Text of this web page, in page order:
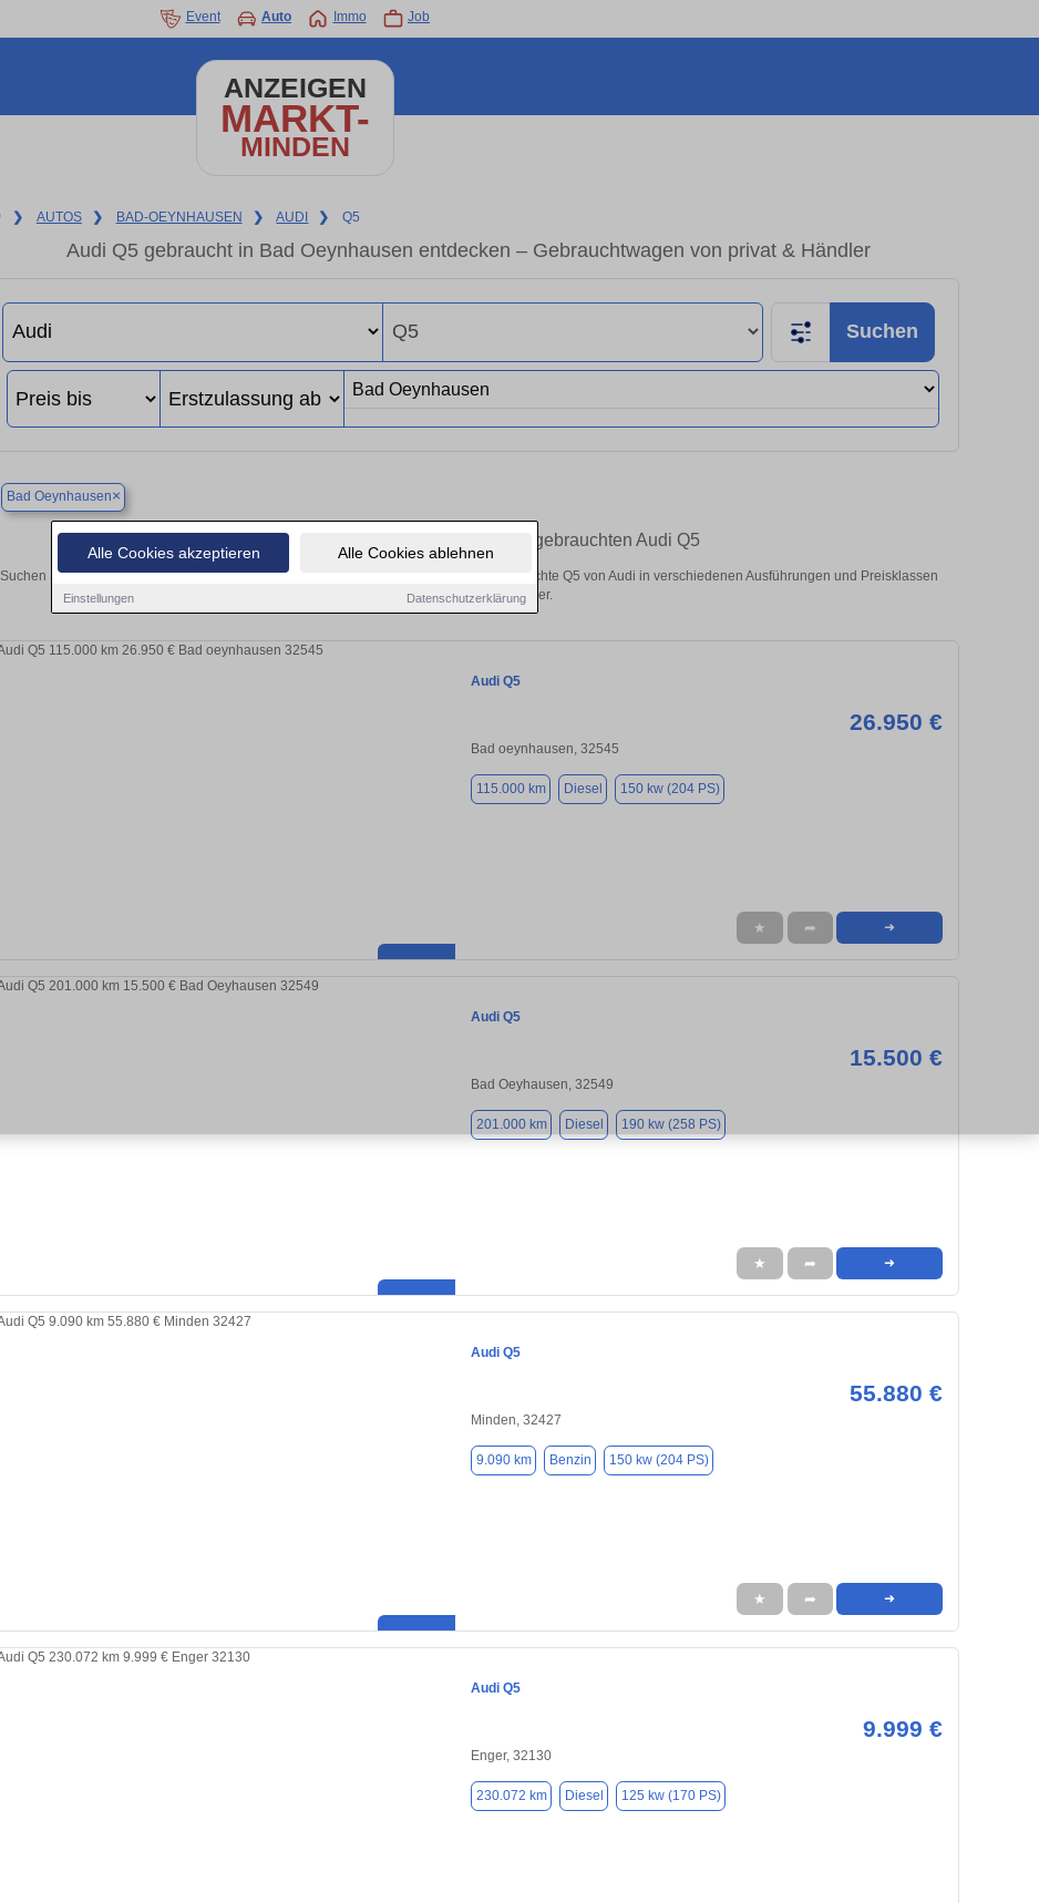
Alle Cookies akzeptieren Alle Cookies ablehnen
Einstellungen Datenschutzerklärung
Event Auto Immo Job
ANZEIGEN
MARKT-
MINDEN
❯ AUTOS ❯ BAD-OEYNHAUSEN ❯ AUDI ❯ Q5
Audi Q5 gebraucht in Bad Oeynhausen entdecken – Gebrauchtwagen von privat & Händler
Suchen
Bad Oeynhausen×
Finden Sie in Bad Oeynhausen Ihren gebrauchten Audi Q5
Suchen Sie in Bad Oeynhausen einen Audi Q5 Gebrauchtwagen? Entdecken Sie gebrauchte Q5 von Audi in verschiedenen Ausführungen und Preisklassen
von privat und vom Händler.
Audi Q5
26.950 €
Bad oeynhausen, 32545
115.000 km Diesel 150 kw (204 PS)
★ ➦ ➜
Audi Q5
15.500 €
Bad Oeyhausen, 32549
201.000 km Diesel 190 kw (258 PS)
★ ➦ ➜
Audi Q5
55.880 €
Minden, 32427
9.090 km Benzin 150 kw (204 PS)
★ ➦ ➜
Audi Q5
9.999 €
Enger, 32130
230.072 km Diesel 125 kw (170 PS)